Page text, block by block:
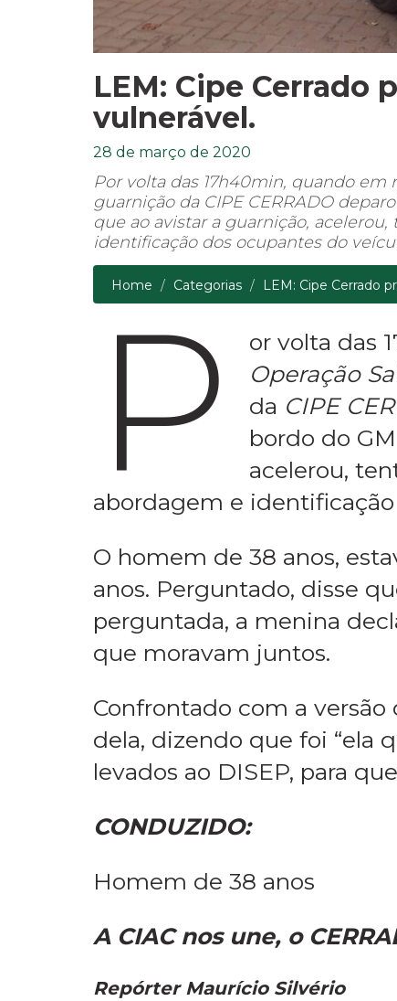
LEM: Cipe Cerrado
vulnerável.
28 de março de 2020
Por volta das 17h40min, quando em
guarnição da CIPE CERRADO
que ao avistar a guarnição,
identificação dos ocupantes do
Home Categorias LEM: Cipe Cerrado
P
or volta das
Operação
da CIPE
bordo do
acelerou,
abordagem e
O homem de 38 anos,
anos. Perguntado, disse
perguntada, a menina
que moravam juntos.
Confrontado com a
dela, dizendo que foi “ela
levados ao DISEP, para
CONDUZIDO:
Homem de 38 anos
A CIAC nos une, o
Repórter Maurício Silvério